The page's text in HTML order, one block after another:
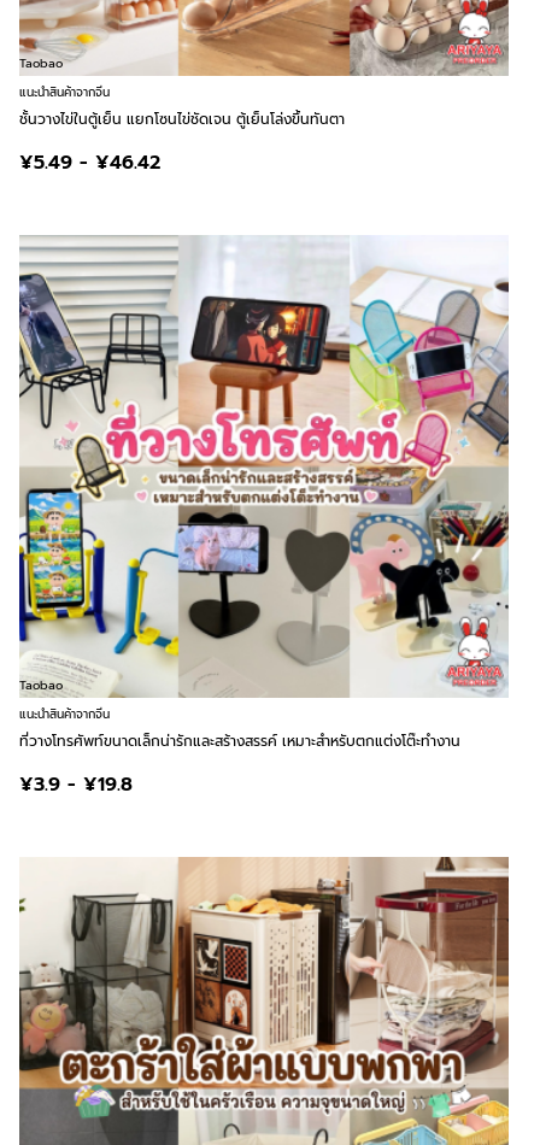
Taobao
แนะนำสินค้าจากจีน
ชั้นวางไข่ในตู้เย็น แยกโซนไข่ชัดเจน ตู้เย็นโล่งขึ้นทันตา
¥5.49 - ¥46.42
Taobao
แนะนำสินค้าจากจีน
ที่วางโทรศัพท์ขนาดเล็กน่ารักและสร้างสรรค์ เหมาะสำหรับตกแต่งโต๊ะทำงาน
¥3.9 - ¥19.8